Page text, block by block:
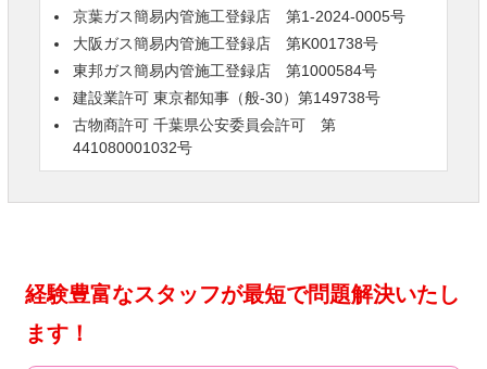
京葉ガス簡易内管施工登録店 第1-2024-0005号
大阪ガス簡易内管施工登録店 第K001738号
東邦ガス簡易内管施工登録店 第1000584号
建設業許可 東京都知事（般-30）第149738号
古物商許可 千葉県公安委員会許可 第
441080001032号
経験豊富なスタッフが最短で問題解決いたし
ます！